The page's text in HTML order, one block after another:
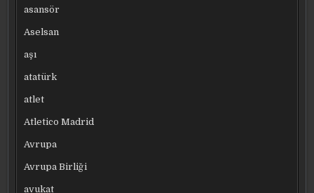
asansör
Aselsan
aşı
atatürk
atlet
Atletico Madrid
Avrupa
Avrupa Birliği
avukat